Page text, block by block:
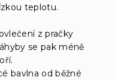
teplotu.
z pračky
se pak méně
bavlna od běžné